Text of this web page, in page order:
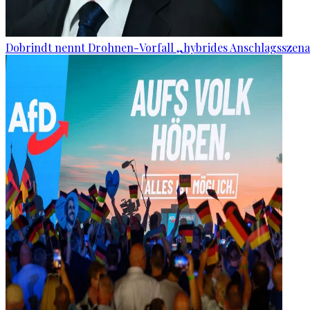
Dobrindt nennt Drohnen-Vorfall „hybrides